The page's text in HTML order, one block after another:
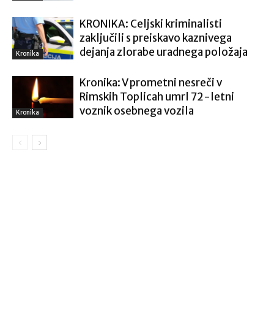
Kronika
KRONIKA: Celjski kriminalisti
zaključili s preiskavo kaznivega
dejanja zlorabe uradnega položaja
Kronika
Kronika: V prometni nesreči v
Rimskih Toplicah umrl 72-letni
voznik osebnega vozila